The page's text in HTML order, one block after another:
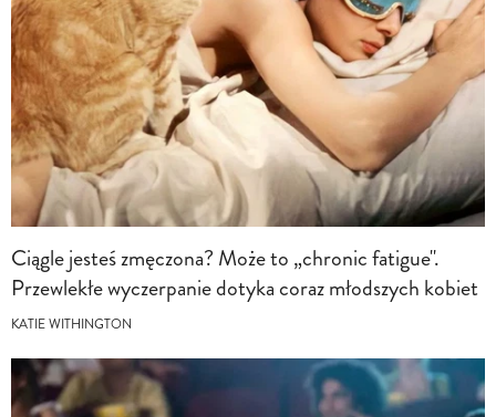
Ciągle jesteś zmęczona? Może to „chronic fatigue".
Przewlekłe wyczerpanie dotyka coraz młodszych kobiet
KATIE WITHINGTON